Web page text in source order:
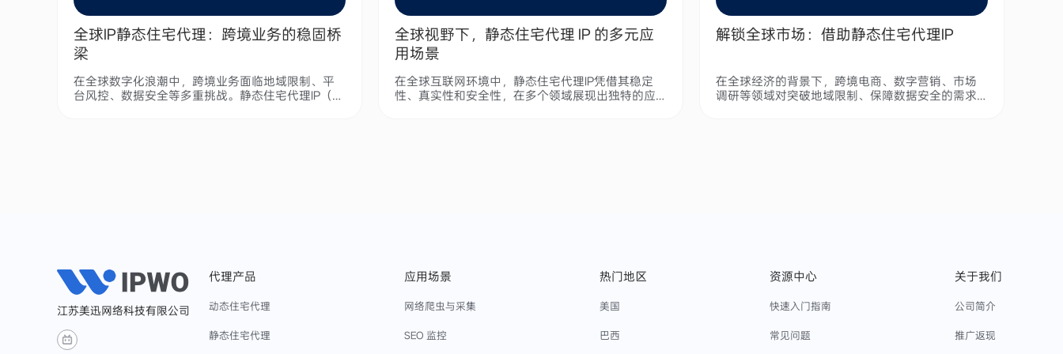
全球IP静态住宅代理：跨境业务的稳固桥
梁
在全球数字化浪潮中，跨境业务面临地域限制、平
台风控、数据安全等多重挑战。静态住宅代理IP（St
全球视野下，静态住宅代理 IP 的多元应
用场景
在全球互联网环境中，静态住宅代理IP凭借其稳定
性、真实性和安全性，在多个领域展现出独特的应
解锁全球市场：借助静态住宅代理IP
在全球经济的背景下，跨境电商、数字营销、市场
调研等领域对突破地域限制、保障数据安全的需求
江苏美迅网络科技有限公司
代理产品
动态住宅代理
静态住宅代理
应用场景
网络爬虫与采集
SEO 监控
热门地区
美国
巴西
资源中心
快速入门指南
常见问题
关于我们
公司简介
推广返现